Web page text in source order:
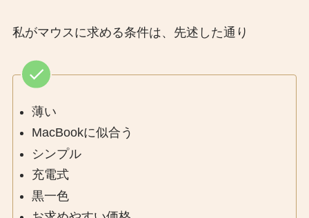
私がマウスに求める条件は、先述した通り
薄い
MacBookに似合う
シンプル
充電式
黒一色